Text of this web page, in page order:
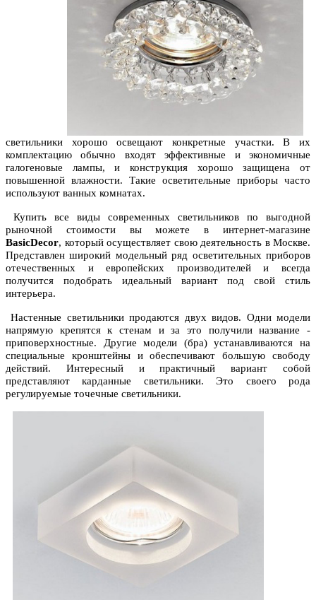
светильники хорошо освещают конкретные участки. В их
комплектацию обычно входят эффективные и экономичные
галогеновые лампы, и конструкция хорошо защищена от
повышенной влажности. Такие осветительные приборы часто
используют ванных комнатах.
Купить все виды современных светильников по выгодной
рыночной стоимости вы можете в интернет-магазине
BasicDecor, который осуществляет свою деятельность в Москве.
Представлен широкий модельный ряд осветительных приборов
отечественных и европейских производителей и всегда
получится подобрать идеальный вариант под свой стиль
интерьера.
Настенные светильники продаются двух видов. Одни модели
напрямую крепятся к стенам и за это получили название -
приповерхностные. Другие модели (бра) устанавливаются на
специальные кронштейны и обеспечивают большую свободу
действий. Интересный и практичный вариант собой
представляют карданные светильники. Это своего рода
регулируемые точечные светильники.